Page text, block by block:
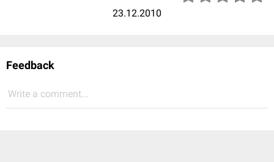
23.12.2010
Feedback
Write a comment...